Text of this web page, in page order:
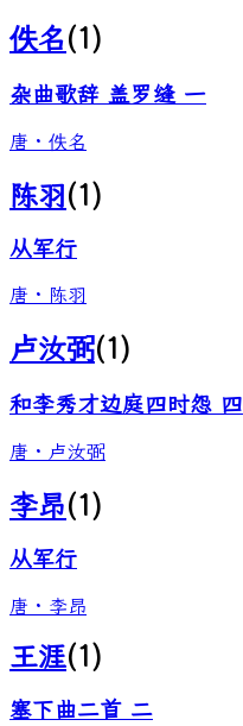
佚名(1)
杂曲歌辞 盖罗缝 一
唐 · 佚名
陈羽(1)
从军行
唐 · 陈羽
卢汝弼(1)
和李秀才边庭四时怨 四
唐 · 卢汝弼
李昂(1)
从军行
唐 · 李昂
王涯(1)
塞下曲二首 二